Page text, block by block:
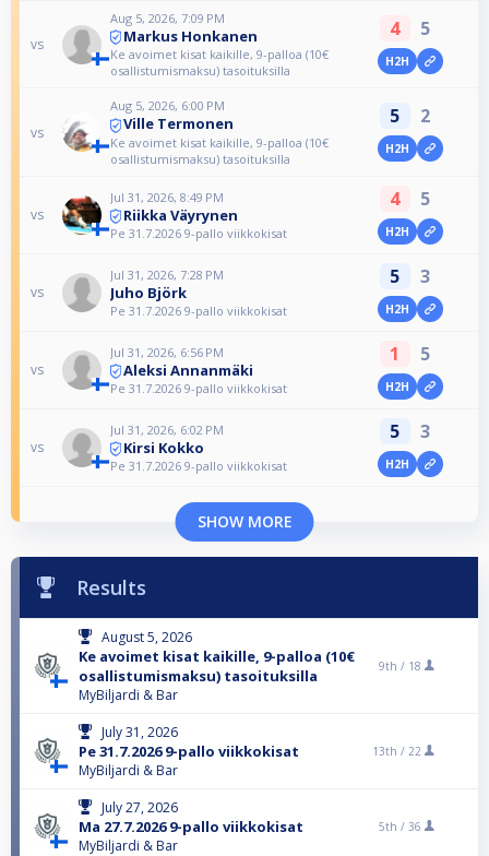
vs
Aug 5, 2026, 7:09 PM
Markus Honkanen
Ke avoimet kisat kaikille, 9-palloa (10€
osallistumismaksu) tasoituksilla
4 5
H2H
vs
Aug 5, 2026, 6:00 PM
Ville Termonen
Ke avoimet kisat kaikille, 9-palloa (10€
osallistumismaksu) tasoituksilla
5 2
H2H
vs
Jul 31, 2026, 8:49 PM
Riikka Väyrynen
Pe 31.7.2026 9-pallo viikkokisat
4 5
H2H
vs
Jul 31, 2026, 7:28 PM
Juho Björk
Pe 31.7.2026 9-pallo viikkokisat
5 3
H2H
vs
Jul 31, 2026, 6:56 PM
Aleksi Annanmäki
Pe 31.7.2026 9-pallo viikkokisat
1 5
H2H
vs
Jul 31, 2026, 6:02 PM
Kirsi Kokko
Pe 31.7.2026 9-pallo viikkokisat
5 3
H2H
SHOW MORE
Results
August 5, 2026
Ke avoimet kisat kaikille, 9-palloa (10€
osallistumismaksu) tasoituksilla
MyBiljardi & Bar
9th / 18
July 31, 2026
Pe 31.7.2026 9-pallo viikkokisat
MyBiljardi & Bar
13th / 22
July 27, 2026
Ma 27.7.2026 9-pallo viikkokisat
MyBiljardi & Bar
5th / 36